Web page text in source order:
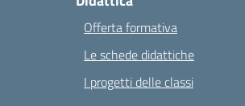
Offerta formativa
Le schede didattiche
I progetti delle classi